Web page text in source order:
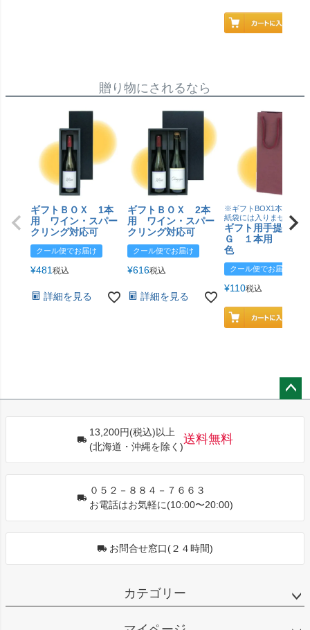
贈り物にされるなら
ギフトＢＯＸ 1本
用 ワイン・スパー
クリング対応可
クール便でお届け
¥481税込
詳細を見る
ギフトＢＯＸ 2本
用 ワイン・スパー
クリング対応可
クール便でお届け
¥616税込
詳細を見る
※ギフトBOX1本用はこ
紙袋には入りません
ギフト用手提げＢ
Ｇ １本用 エン
色
クール便でお届け
¥110税込
13,200円(税込)以上
(北海道・沖縄を除く)
送料無料
０５２－８８４－７６６３
お電話はお気軽に(10:00〜20:00)
お問合せ窓口(２４時間)
カテゴリー